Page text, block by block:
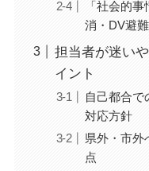
「社会的
消・DV避難
担当者が迷い
イント
自己都合で
対応方針
県外・市外
点